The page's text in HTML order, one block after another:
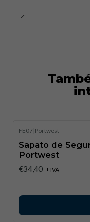
Manutenção
EN ISO
ASTM
IS 15298 (Parte
Categoria: S1 P
FE07|Portwest
Sapato de
Portwest
€34,40 + IVA